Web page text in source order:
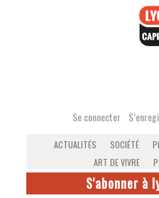
Se connecter
ACTUALITÉS SOCIÉTÉ
ART DE VIVRE
S'abonner à